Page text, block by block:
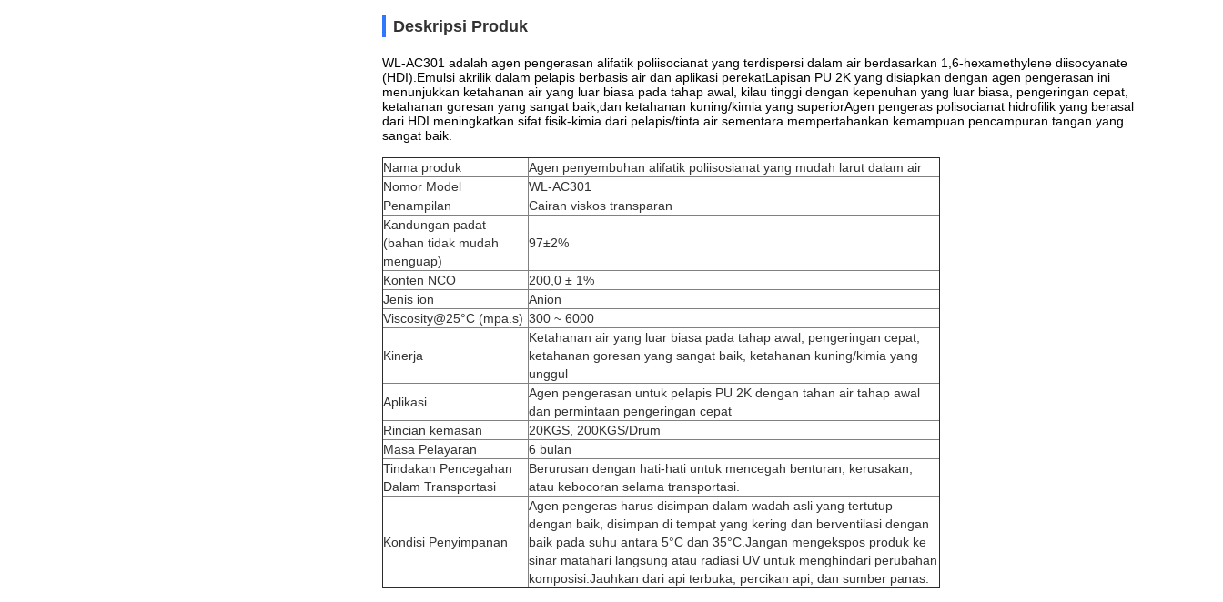
Deskripsi Produk
WL-AC301 adalah agen pengerasan alifatik poliisocianat yang terdispersi dalam air berdasarkan 1,6-hexamethylene diisocyanate
(HDI).Emulsi akrilik dalam pelapis berbasis air dan aplikasi perekatLapisan PU 2K yang disiapkan dengan agen pengerasan ini
menunjukkan ketahanan air yang luar biasa pada tahap awal, kilau tinggi dengan kepenuhan yang luar biasa, pengeringan cepat,
ketahanan goresan yang sangat baik,dan ketahanan kuning/kimia yang superiorAgen pengeras polisocianat hidrofilik yang berasal
dari HDI meningkatkan sifat fisik-kimia dari pelapis/tinta air sementara mempertahankan kemampuan pencampuran tangan yang
sangat baik.
Nama produk
Agen penyembuhan alifatik poliisosianat yang mudah larut dalam air
Nomor Model
WL-AC301
Penampilan
Cairan viskos transparan
Kandungan padat
(bahan tidak mudah
menguap)
97±2%
Konten NCO
200,0 ± 1%
Jenis ion
Anion
Viscosity@25°C (mpa.s) 300 ~ 6000
Kinerja
Ketahanan air yang luar biasa pada tahap awal, pengeringan cepat,
ketahanan goresan yang sangat baik, ketahanan kuning/kimia yang
unggul
Aplikasi
Agen pengerasan untuk pelapis PU 2K dengan tahan air tahap awal
dan permintaan pengeringan cepat
Rincian kemasan
20KGS, 200KGS/Drum
Masa Pelayaran
6 bulan
Tindakan Pencegahan
Dalam Transportasi
Berurusan dengan hati-hati untuk mencegah benturan, kerusakan,
atau kebocoran selama transportasi.
Kondisi Penyimpanan
Agen pengeras harus disimpan dalam wadah asli yang tertutup
dengan baik, disimpan di tempat yang kering dan berventilasi dengan
baik pada suhu antara 5°C dan 35°C.Jangan mengekspos produk ke
sinar matahari langsung atau radiasi UV untuk menghindari perubahan
komposisi.Jauhkan dari api terbuka, percikan api, dan sumber panas.